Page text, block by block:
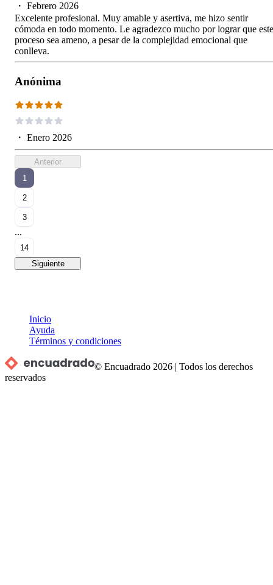
・ Febrero 2026
Excelente profesional. Muy amable y asertiva, me hizo sentir
cómoda en todo momento. Le agradezco mucho por lograr que este
proceso sea ameno, a pesar de la complejidad emocional que
conlleva.
Anónima
・ Enero 2026
Anterior
1
2
3
...
14
Siguiente
Inicio
Ayuda
Términos y condiciones
© Encuadrado 2026 |Todos los derechos
reservados